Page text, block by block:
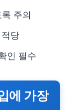
주의
당
인 필수
에 가장